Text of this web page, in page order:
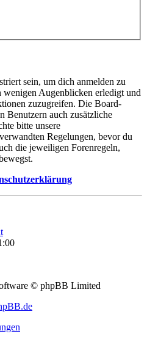
sein, um dich anmelden zu
Augenblicken erledigt und
zuzugreifen. Die Board-
Benutzern auch zusätzliche
bitte unsere
Regelungen, bevor du
die jeweiligen Forenregeln,
© phpBB Limited